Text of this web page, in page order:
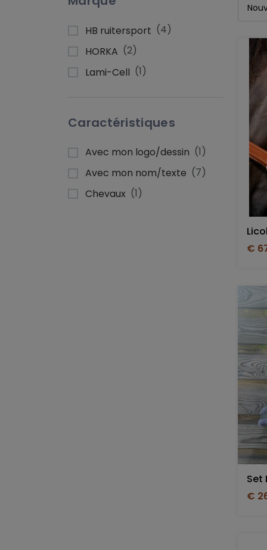
€
Set
€
HB ruitersport (4)
HORKA (2)
Lami-Cell (1)
Caractéristiques
Avec mon logo/dessin (1)
Avec mon nom/texte (7)
Chevaux (1)